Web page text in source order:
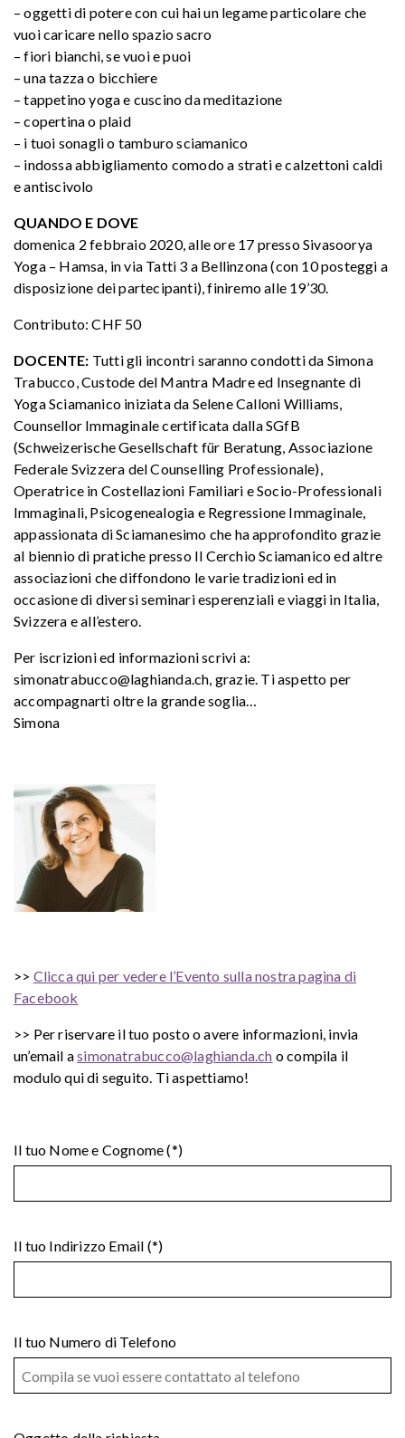
– oggetti di potere con cui hai un legame particolare che
vuoi caricare nello spazio sacro
– fiori bianchi, se vuoi e puoi
– una tazza o bicchiere
– tappetino yoga e cuscino da meditazione
– copertina o plaid
– i tuoi sonagli o tamburo sciamanico
– indossa abbigliamento comodo a strati e calzettoni caldi
e antiscivolo
QUANDO E DOVE
domenica 2 febbraio 2020, alle ore 17 presso Sivasoorya
Yoga – Hamsa, in via Tatti 3 a Bellinzona (con 10 posteggi a
disposizione dei partecipanti), finiremo alle 19’30.
Contributo: CHF 50
DOCENTE: Tutti gli incontri saranno condotti da Simona
Trabucco, Custode del Mantra Madre ed Insegnante di
Yoga Sciamanico iniziata da Selene Calloni Williams,
Counsellor Immaginale certificata dalla SGfB
(Schweizerische Gesellschaft für Beratung, Associazione
Federale Svizzera del Counselling Professionale),
Operatrice in Costellazioni Familiari e Socio-Professionali
Immaginali, Psicogenealogia e Regressione Immaginale,
appassionata di Sciamanesimo che ha approfondito grazie
al biennio di pratiche presso Il Cerchio Sciamanico ed altre
associazioni che diffondono le varie tradizioni ed in
occasione di diversi seminari esperenziali e viaggi in Italia,
Svizzera e all’estero.
Per iscrizioni ed informazioni scrivi a:
simonatrabucco@laghianda.ch, grazie. Ti aspetto per
accompagnarti oltre la grande soglia…
Simona
>> Clicca qui per vedere l’Evento sulla nostra pagina di
Facebook
>> Per riservare il tuo posto o avere informazioni, invia
un’email asimonatrabucco@laghianda.ch o compila il
modulo qui di seguito. Ti aspettiamo!
Il tuo Nome e Cognome (*)
Il tuo Indirizzo Email (*)
Il tuo Numero di Telefono